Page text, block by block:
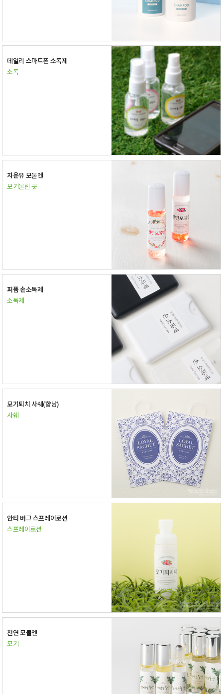
데일리 스마트폰 소독제
소독
자운유 모물엔
모기물린 곳
퍼퓸 손소독제
소독제
모기퇴치 사쉐(향낭)
사쉐
안티 버그 스프레이로션
스프레이로션
천연 모물엔
모기